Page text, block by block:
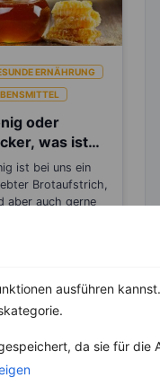
ausführen
da sie für die
ERNÄHRUNG
oder
was ist
ist bei uns ein
Brotaufstrich,
aber auch gerne
Rezepte